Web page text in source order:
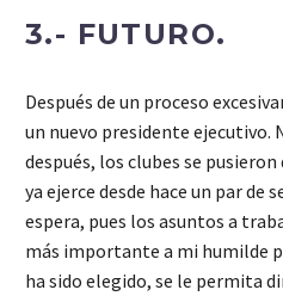
3.- FUTURO.
Después de un proceso
un nuevo presidente ejecutivo.
después, los clubes se pusieron
ya ejerce desde hace un par de
espera, pues los asuntos a
más importante a mi humilde
ha sido elegido, se le permita